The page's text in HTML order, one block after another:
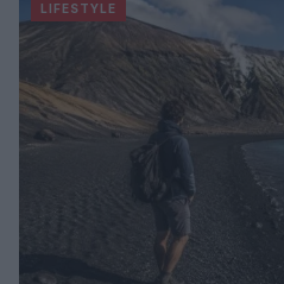
LIFESTYLE